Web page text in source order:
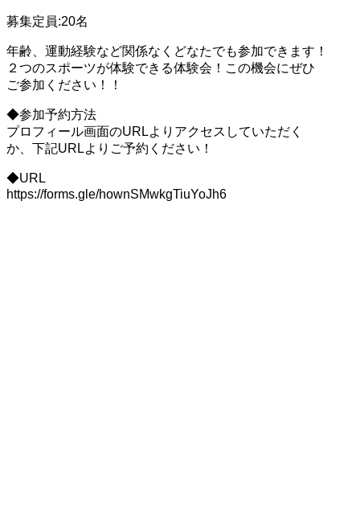
募集定員:20名
年齢、運動経験など関係なくどなたでも参加できます！
２つのスポーツが体験できる体験会！この機会にぜひ
ご参加ください！！
◆参加予約方法
プロフィール画面のURLよりアクセスしていただく
か、下記URLよりご予約ください！
◆URL
https://forms.gle/hownSMwkgTiuYoJh6